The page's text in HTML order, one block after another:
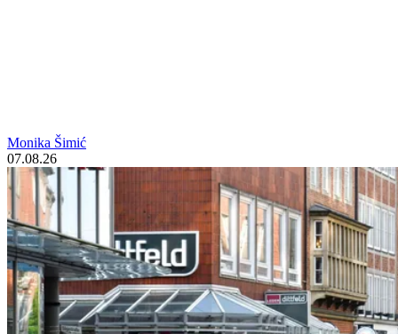
Monika Šimić
07.08.26